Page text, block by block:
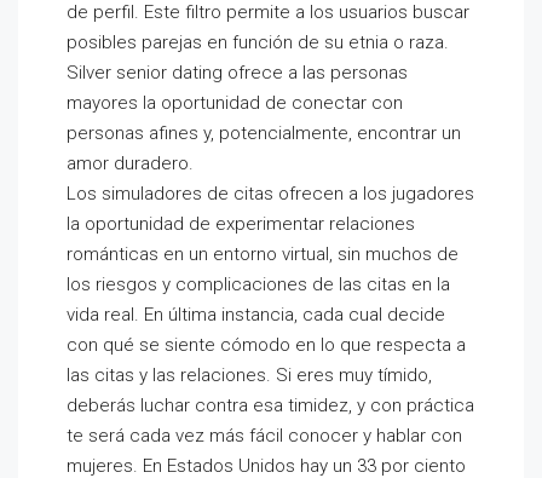
de perfil. Este filtro permite a los usuarios buscar
posibles parejas en función de su etnia o raza.
Silver senior dating ofrece a las personas
mayores la oportunidad de conectar con
personas afines y, potencialmente, encontrar un
amor duradero.
Los simuladores de citas ofrecen a los jugadores
la oportunidad de experimentar relaciones
románticas en un entorno virtual, sin muchos de
los riesgos y complicaciones de las citas en la
vida real. En última instancia, cada cual decide
con qué se siente cómodo en lo que respecta a
las citas y las relaciones. Si eres muy tímido,
deberás luchar contra esa timidez, y con práctica
te será cada vez más fácil conocer y hablar con
mujeres. En Estados Unidos hay un 33 por ciento